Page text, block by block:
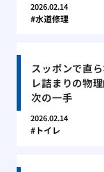
2026.02.14
水道修理
スッポンで直
レ詰まりの物
次の一手
2026.02.14
トイレ